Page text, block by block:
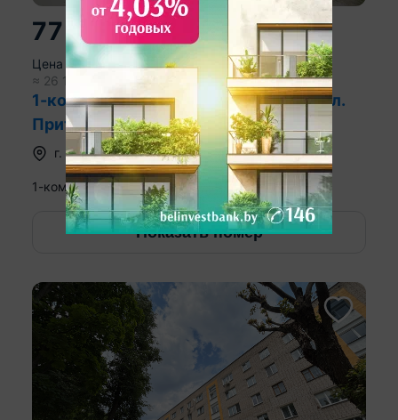
77 000р.
Цена за м 2 187 р.
≈ 26 116 $/м
1-комнатная квартира, Барановичи, ул.
Притыцкого, д. 140
г. Барановичи, ул. Притыцкого
1-комн. кв 35.2 19.9 7.5 5этаж из
Показать номер